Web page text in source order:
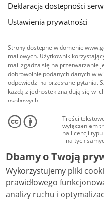
Deklaracja dostępności
Ustawienia prywatności
Strony dostępne w domenie
mailowych. Użytkownik
mail zgadza się na przetwarzanie
dobrowolnie podanych danych w
odpowiedzi na przesłane pytania.
każdą z jednostek znajdują się w
osobowych.
Treści
wyłączeniem
na licencji
- na tych
Materiały
audio i wideo,
Creative
niekomercyjne
NC-ND 4.0), o
Dbamy o Twoją
Wykorzystujemy pliki
prawidłowego
analizy ruchu i optymalizacji